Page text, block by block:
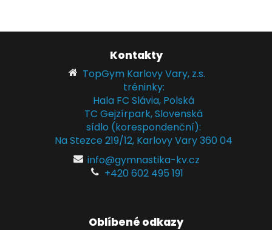
Kontakty
TopGym Karlovy Vary, z.s.
tréninky:
Hala FC Slávia, Polská
TC Gejzírpark, Slovenská
sídlo (korespondenční):
Na Stezce 219/12, Karlovy Vary 360 04
info@gymnastika-kv.cz
+420 602 495 191
Oblíbené odkazy